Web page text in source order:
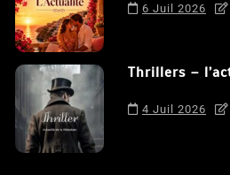
6 Juil 2026
Thrillers –
4 Juil 2026